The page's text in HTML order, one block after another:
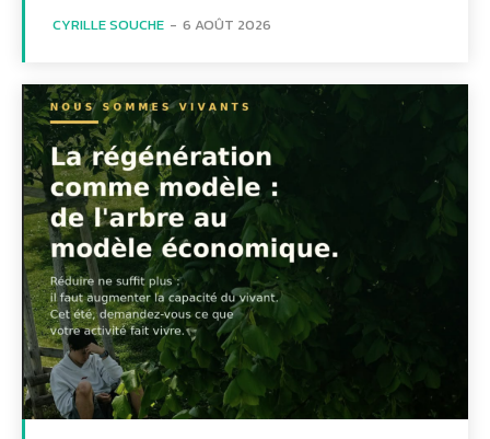
CYRILLE SOUCHE - 6 AOÛT 2026